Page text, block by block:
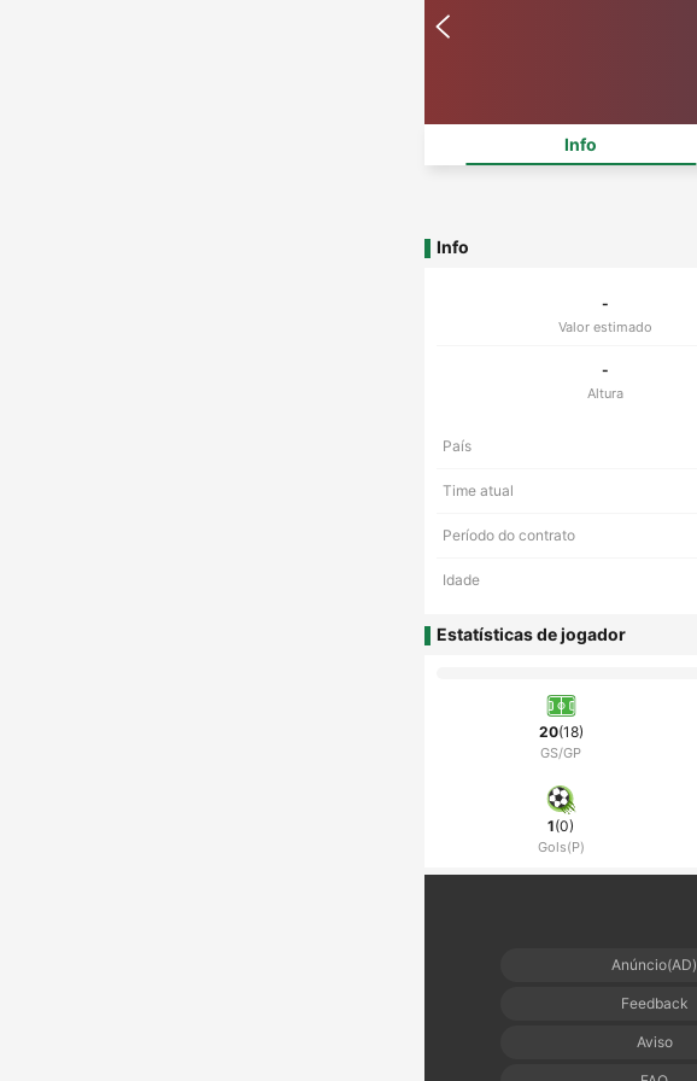
Info
Info
-
Valor estimado
-
Altura
País
Time atual
Período do contrato
Idade
Estatísticas de jogador
20(18)
GS/GP
1(0)
Gols(P)
Anúncio(AD)
Feedback
Aviso